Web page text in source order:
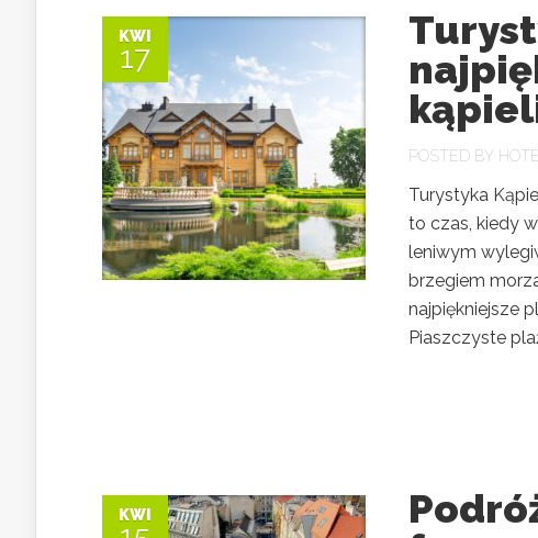
KWI
17
POSTED BY
Turystyka
to czas, kiedy
leniwym
brzegiem
najpiękniejsze
Piaszczyste
KWI